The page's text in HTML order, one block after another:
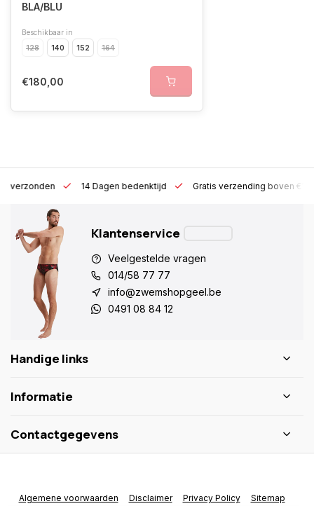
BLA/BLU
Beschikbaar in
128
140 152 164
€180,00
h verzonden 14 Dagen bedenktijd Gratis verzending boven
Klantenservice
Veelgestelde vragen
014/58 77 77
info@zwemshopgeel.be
0491 08 84 12
Handige links
Informatie
Contactgegevens
Algemene voorwaarden Disclaimer Privacy Policy Sitemap